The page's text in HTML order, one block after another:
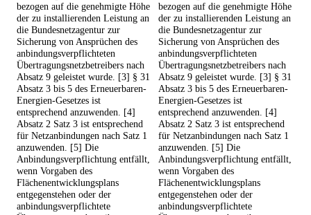
bezogen auf die genehmigte Höhe
der zu installierenden Leistung an
die Bundesnetzagentur zur
Sicherung von Ansprüchen des
anbindungsverpflichteten
Übertragungsnetzbetreibers nach
Absatz 9 geleistet wurde. [3] § 31
Absatz 3 bis 5 des Erneuerbaren-
Energien-Gesetzes ist
entsprechend anzuwenden. [4]
Absatz 2 Satz 3 ist entsprechend
für Netzanbindungen nach Satz 1
anzuwenden. [5] Die
Anbindungsverpflichtung entfällt,
wenn Vorgaben des
Flächenentwicklungsplans
entgegenstehen oder der
anbindungsverpflichtete
bezogen auf die genehmigte Höhe
der zu installierenden Leistung an
die Bundesnetzagentur zur
Sicherung von Ansprüchen des
anbindungsverpflichteten
Übertragungsnetzbetreibers nach
Absatz 9 geleistet wurde. [3] § 31
Absatz 3 bis 5 des Erneuerbaren-
Energien-Gesetzes ist
entsprechend anzuwenden. [4]
Absatz 2 Satz 3 ist entsprechend
für Netzanbindungen nach Satz 1
anzuwenden. [5] Die
Anbindungsverpflichtung entfällt,
wenn Vorgaben des
Flächenentwicklungsplans
entgegenstehen oder der
anbindungsverpflichtete